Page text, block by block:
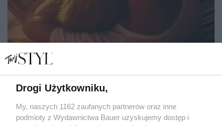
związek zamiast narzekać na nudę
Drogi Użytkowniku,
My, naszych 1162 zaufanych partnerów oraz inne
podmioty z Wydawnictwa Bauer uzyskujemy dostęp i